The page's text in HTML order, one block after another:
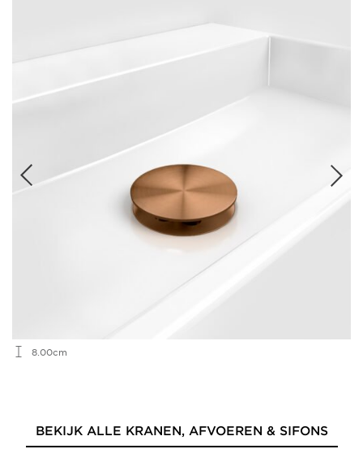
8.00cm
BEKIJK ALLE KRANEN, AFVOEREN & SIFONS